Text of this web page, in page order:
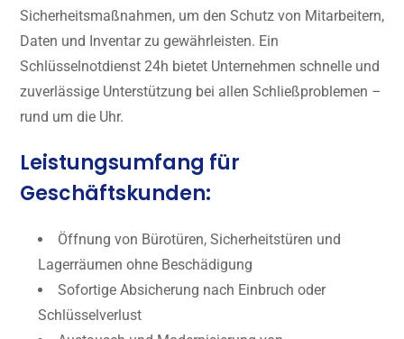
Sicherheitsmaßnahmen, um den Schutz von Mitarbeitern,
Daten und Inventar zu gewährleisten. Ein
Schlüsselnotdienst 24h bietet Unternehmen schnelle und
zuverlässige Unterstützung bei allen Schließproblemen –
rund um die Uhr.
Leistungsumfang für
Geschäftskunden:
Öffnung von Bürotüren, Sicherheitstüren und
Lagerräumen ohne Beschädigung
Sofortige Absicherung nach Einbruch oder
Schlüsselverlust